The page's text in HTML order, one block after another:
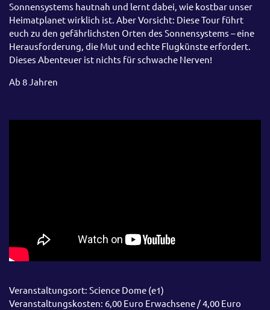
Sonnensystems hautnah und lernt dabei, wie kostbar unser
Heimatplanet wirklich ist. Aber Vorsicht: Diese Tour führt
euch zu den gefährlichsten Orten des Sonnensystems – eine
Herausforderung, die Mut und echte Flugkünste erfordert.
Dieses Abenteuer ist nichts für schwache Nerven!
Ab 8 Jahren
Veranstaltungsort: Science Dome (e1)
Veranstaltungskosten: 6,00 Euro Erwachsene / 4,00 Euro